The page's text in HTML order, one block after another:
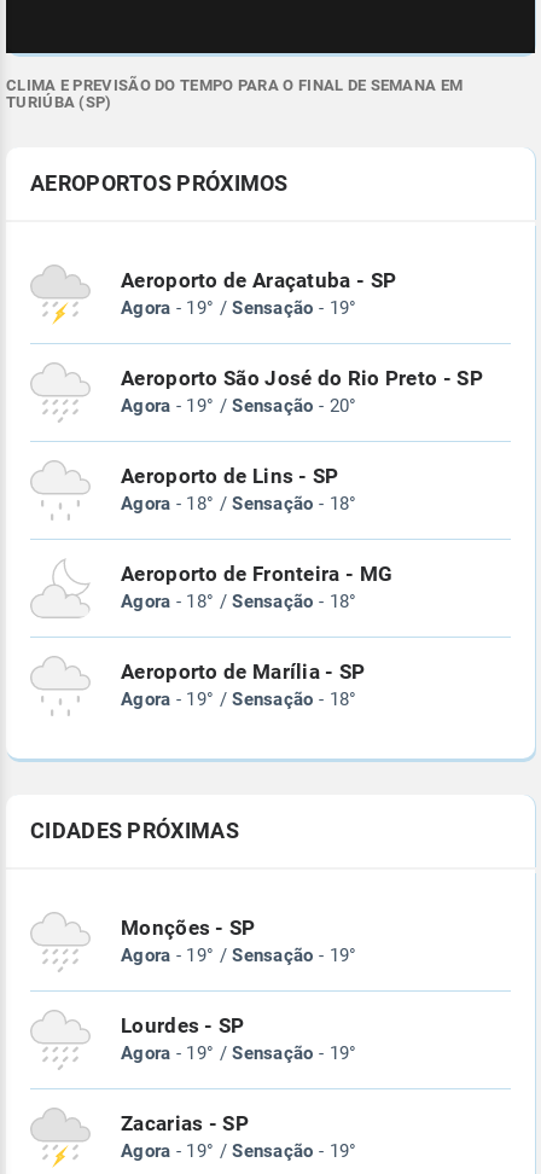
CLIMA E PREVISÃO DO TEMPO PARA O FINAL DE SEMANA EM
TURIÚBA (SP)
AEROPORTOS PRÓXIMOS
Aeroporto de Araçatuba - SP
Agora - 19° /Sensação - 19°
Aeroporto São José do Rio Preto - SP
Agora - 19° /Sensação - 20°
Aeroporto de Lins - SP
Agora - 18° /Sensação - 18°
Aeroporto de Fronteira - MG
Agora - 18° /Sensação - 18°
Aeroporto de Marília - SP
Agora - 19° /Sensação - 18°
CIDADES PRÓXIMAS
Monções - SP
Agora - 19° /Sensação - 19°
Lourdes - SP
Agora - 19° /Sensação - 19°
Zacarias - SP
Agora - 19° /Sensação - 19°